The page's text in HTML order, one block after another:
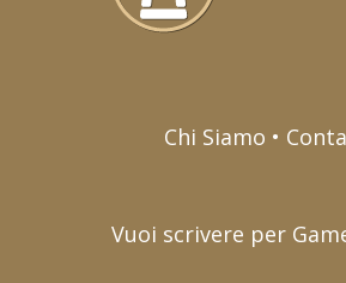
Chi Siamo •
Vuoi scrivere per